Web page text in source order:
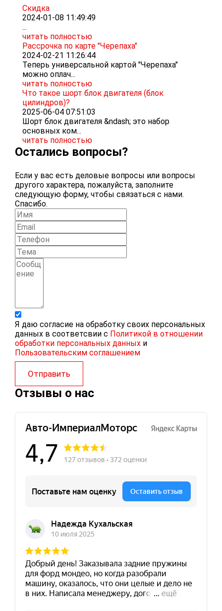
Скидка
2024-01-08 11:49:49
...
читать полностью
Рассрочка по карте "Черепаха"
2024-02-21 11:26:44
Теперь универсальной картой "Черепаха"
можно оплач...
читать полностью
Что такое шорт блок двигателя (блок
цилиндров)?
2025-06-04 07:51:03
Шорт блок двигателя &ndash; это набор
основных ком...
читать полностью
Остались вопросы?
Если у вас есть деловые вопросы или вопросы
другого характера, пожалуйста, заполните
следующую форму, чтобы связаться с нами.
Спасибо.
Я даю согласие на обработку своих персональных
данных в соответсвии с Политикой в отношении
обработки персональных данных и
Пользовательским соглашением
Отправить
Отзывы о нас